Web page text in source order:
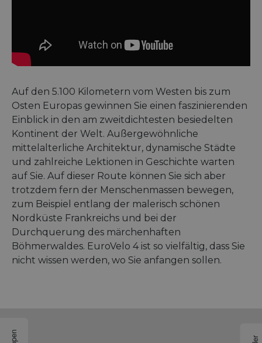
Auf den 5.100 Kilometern vom Westen bis zum
Osten Europas gewinnen Sie einen faszinierenden
Einblick in den am zweitdichtesten besiedelten
Kontinent der Welt. Außergewöhnliche
mittelalterliche Architektur, dynamische Städte
und zahlreiche Lektionen in Geschichte warten
auf Sie. Auf dieser Route können Sie sich aber
trotzdem fern der Menschenmassen bewegen,
zum Beispiel entlang der malerisch schönen
Nordküste Frankreichs und bei der
Durchquerung des märchenhaften
Böhmerwaldes. EuroVelo 4 ist so vielfältig, dass Sie
nicht wissen werden, wo Sie anfangen sollen.